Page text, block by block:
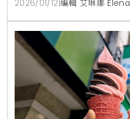
2026/01/12 編輯 艾琳娜 Elena